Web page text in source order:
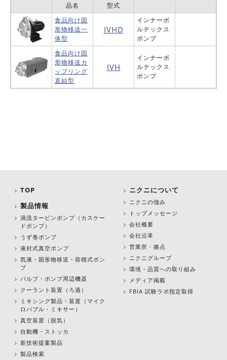
品名
型式
食品向け固
形物移送一
体型
IVHD
インナーボ
ルテックス
ポンプ
食品向け固
形物移送カ
ップリング
直結型
IVH
インナーボ
ルテックス
ポンプ
TOP
製品情報
渦流タービンポンプ （カスケー
ドポンプ）
うず巻ポンプ
液封式真空ポンプ
気液・固形物移送・容積式ポン
プ
バルブ・ポンプ周辺機器
クーラント装置（ろ過）
ミキシング製品・装置（マイク
ロバブル・ミキサー）
真空装置（脱気）
自動機・ストッカ
新技術提案製品
製品検索
ニクニについて
ニクニの強み
トップメッセージ
会社概要
会社沿革
営業所・拠点
ニクニグループ
環境・品質への取り組み
メディア掲載
FBIA 試験ラボ指定取得